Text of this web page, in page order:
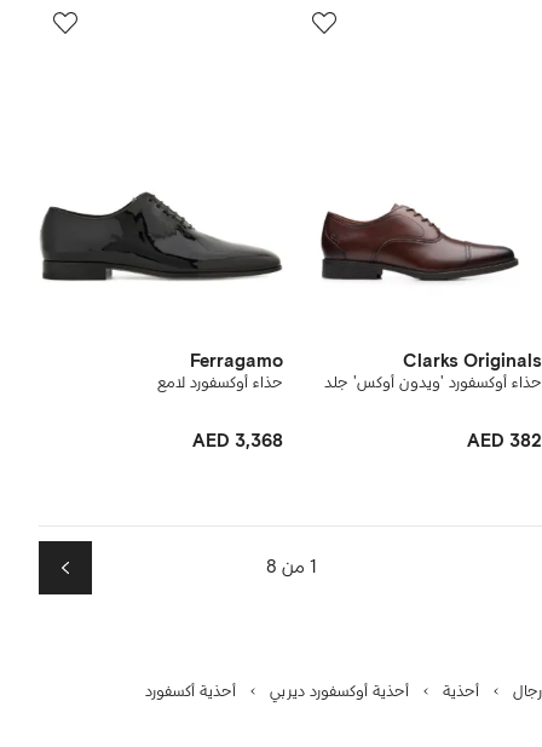
Clarks Originals
حذاء أوكسفورد 'ويدون أوكس' جلد
AED 382
Ferragamo
حذاء أوكسفورد لامع
AED 3,368
1 من 8 التالي
رجال أحذية أحذية أوكسفورد ديربي أحذية أكسفورد